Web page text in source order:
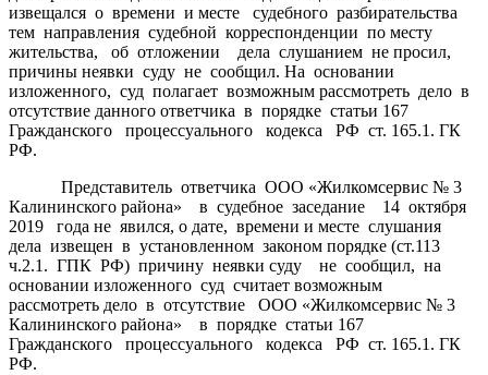
извещался о времени и месте судебного разбирательства
тем направления судебной корреспонденции по месту
жительства, об отложении дела слушанием не просил,
причины неявки суду не сообщил. На основании
изложенного, суд полагает возможным рассмотреть дело в
отсутствие данного ответчика в порядке статьи 167
Гражданского процессуального кодекса РФ ст. 165.1. ГК
РФ.
Представитель ответчика ООО «Жилкомсервис № 3
Калининского района» в судебное заседание 14 октября
2019 года не явился, о дате, времени и месте слушания
дела извещен в установленном законом порядке (ст.113
ч.2.1. ГПК РФ) причину неявки суду не сообщил, на
основании изложенного суд считает возможным
рассмотреть дело в отсутствие ООО «Жилкомсервис № 3
Калининского района» в порядке статьи 167
Гражданского процессуального кодекса РФ ст. 165.1. ГК
РФ.